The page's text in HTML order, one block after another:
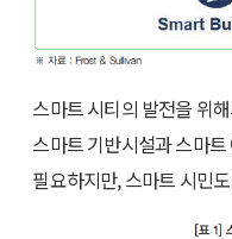
스마트 시티의 발전을 위
스마트 기반시설과 스마
필요하지만, 스마트 시민